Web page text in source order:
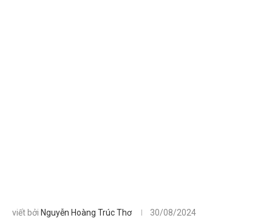
viết bởi Nguyễn Hoàng Trúc Thơ 30/08/2024